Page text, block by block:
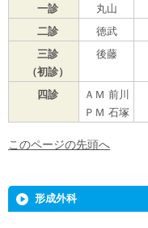
一診
丸山
二診
徳武
三診
（初診）
後藤
四診
ＡＭ 前川
ＰＭ 石塚
このページの先頭へ
形成外科